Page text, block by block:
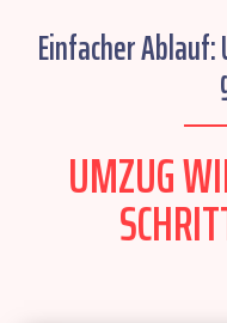
Einfacher
UMZUG